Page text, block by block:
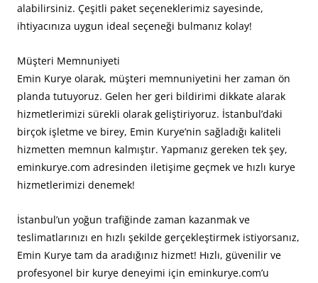
alabilirsiniz. Çeşitli paket seçeneklerimiz sayesinde,
ihtiyacınıza uygun ideal seçeneği bulmanız kolay!
Müşteri Memnuniyeti
Emin Kurye olarak, müşteri memnuniyetini her zaman ön
planda tutuyoruz. Gelen her geri bildirimi dikkate alarak
hizmetlerimizi sürekli olarak geliştiriyoruz. İstanbul’daki
birçok işletme ve birey, Emin Kurye’nin sağladığı kaliteli
hizmetten memnun kalmıştır. Yapmanız gereken tek şey,
eminkurye.com adresinden iletişime geçmek ve hızlı kurye
hizmetlerimizi denemek!
İstanbul’un yoğun trafiğinde zaman kazanmak ve
teslimatlarınızı en hızlı şekilde gerçekleştirmek istiyorsanız,
Emin Kurye tam da aradığınız hizmet! Hızlı, güvenilir ve
profesyonel bir kurye deneyimi için eminkurye.com’u